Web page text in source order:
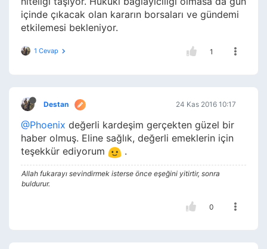
içinde çıkacak olan kararın borsaları ve gündemi
etkilemesi bekleniyor.
1 Cevap 1
Destan 24 Kas 2016 10:17
@Phoenix değerli kardeşim gerçekten güzel bir
haber olmuş. Eline sağlık, değerli emeklerin için
teşekkür ediyorum
.
Allah fukarayı sevindirmek isterse önce eşeğini yitirtir, sonra
buldurur.
0